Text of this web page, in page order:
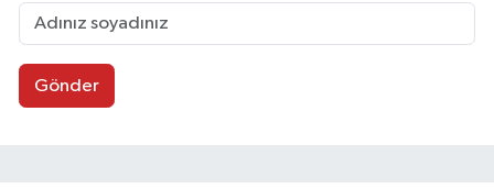
Gönder